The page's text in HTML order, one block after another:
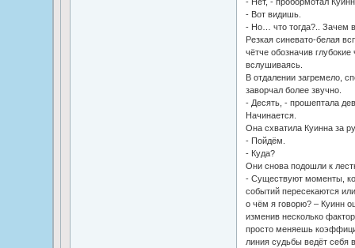
- Вот видишь.
- Но… что тогда?.. Зачем
Резкая синевато-белая
чётче обозначив
вслушиваясь.
В отдалении загремело,
заворчал более звучно.
- Десять, - прошептала
Начинается.
Она схватила Куинна за
- Пойдём.
- Куда?
Они снова подошли к
- Существуют моменты,
событий пересекаются
о чём я говорю? – Куинн
изменив несколько
просто меняешь
линия судьбы ведёт себя